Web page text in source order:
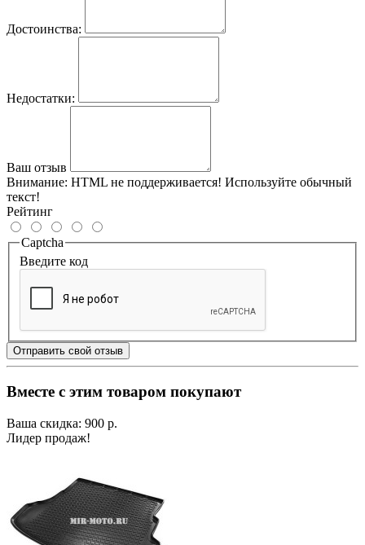
Достоинства:
Недостатки:
Ваш отзыв
Внимание: HTML не поддерживается! Используйте обычный
текст!
Рейтинг
Captcha
Введите код
Отправить свой отзыв
Вместе с этим товаром покупают
Ваша скидка: 900 р.
Лидер продаж!